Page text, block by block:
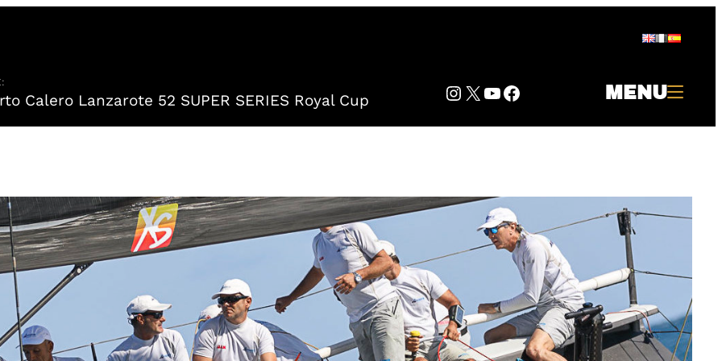
Calero Lanzarote 52 SUPER SERIES Royal Cup Instagram
Twitter
YouTube
Facebook MENU